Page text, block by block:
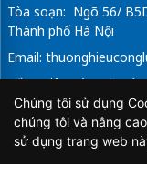
Tòa soạn: Ngõ 56/
Thành phố Hà Nội
Email:
Tổng Biên Tập: Vũ
Giấy phép hoạt động
Thông tin và Truyền
Chúng tôi sử dụng
chúng tôi và nâng
sử dụng trang web